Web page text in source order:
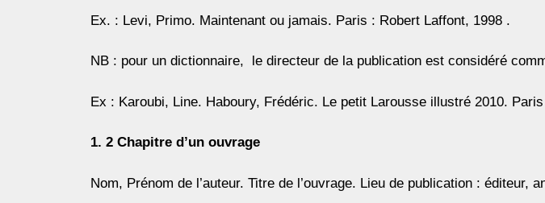
Ex. : Levi, Primo. Maintenant ou jamais. Paris : Robert Laffont, 1998 .
NB : pour un dictionnaire, le directeur de la publication est considéré
Ex : Karoubi, Line. Haboury, Frédéric. Le petit Larousse illustré 2010.
1. 2 Chapitre d’un ouvrage
Nom, Prénom de l’auteur. Titre de l’ouvrage. Lieu de publication : éditeur,